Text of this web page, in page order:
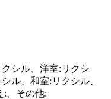
シル、洋室:リクシ
ル、和室:リクシル、
:、その他: